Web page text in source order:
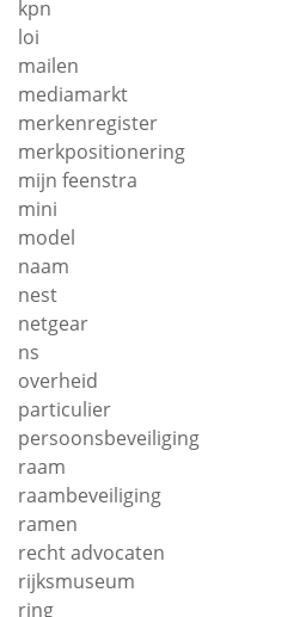
kpn
loi
mailen
mediamarkt
merkenregister
merkpositionering
mijn feenstra
mini
model
naam
nest
netgear
ns
overheid
particulier
persoonsbeveiliging
raam
raambeveiliging
ramen
recht advocaten
rijksmuseum
ring